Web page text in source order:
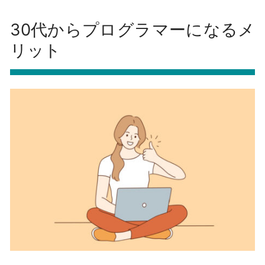
30代からプログラマーになるメ
リット